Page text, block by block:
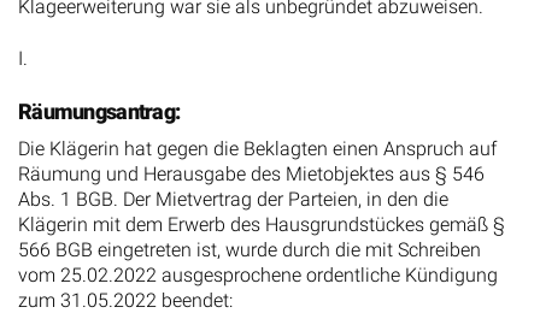
Klageerweiterung war sie als unbegründet abzuweisen.
I.
Räumungsantrag:
Die Klägerin hat gegen die Beklagten einen Anspruch auf
Räumung und Herausgabe des Mietobjektes aus § 546
Abs. 1 BGB. Der Mietvertrag der Parteien, in den die
Klägerin mit dem Erwerb des Hausgrundstückes gemäß §
566 BGB eingetreten ist, wurde durch die mit Schreiben
vom 25.02.2022 ausgesprochene ordentliche Kündigung
zum 31.05.2022 beendet: